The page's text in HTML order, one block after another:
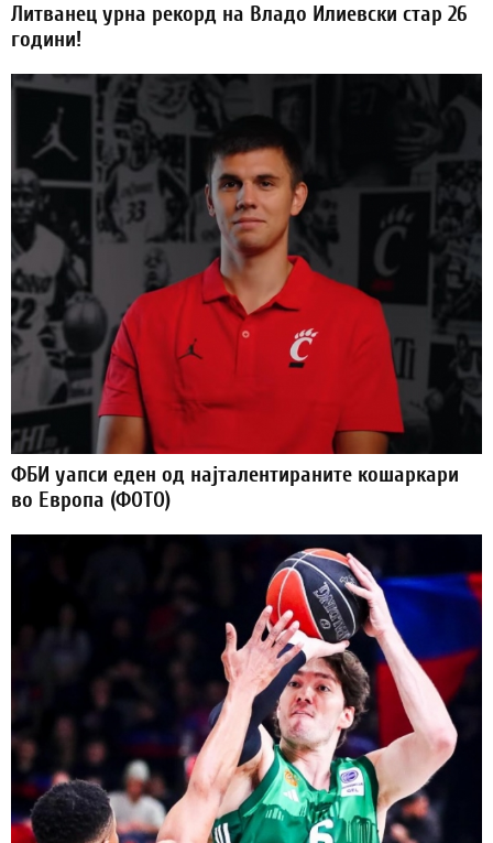
Литванец урна рекорд на Владо Илиевски стар 26
години!
ФБИ уапси еден од најталентираните кошаркари
во Европа (ФОТО)